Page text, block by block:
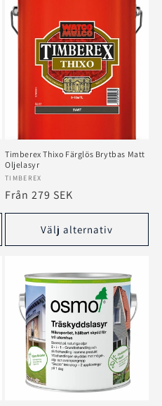
Timberex Thixo Färglös Brytbas Matt
Oljelasyr
Säljare:
TIMBEREX
Ordinarie
pris
Från 279 SEK
Välj alternativ